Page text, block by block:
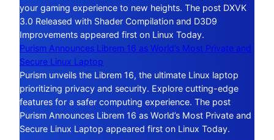
your gaming experience to new heights. The post DXVK
3.0 Released with Shader Compilation and D3D9
Improvements appeared first on Linux Today.
Purism Announces Librem 16 as World’s Most Private and
Secure Linux Laptop
Purism unveils the Librem 16, the ultimate Linux laptop
prioritizing privacy and security. Explore cutting-edge
features for a safer computing experience. The post
Purism Announces Librem 16 as World’s Most Private and
Secure Linux Laptop appeared first on Linux Today.